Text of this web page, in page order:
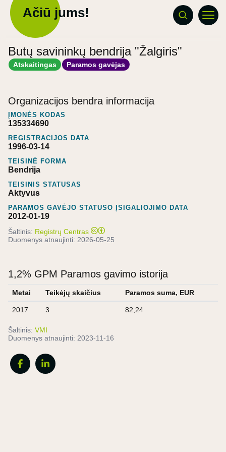
Ačiū jums!
Butų savininkų bendrija "Žalgiris"
Atskaitingas Paramos gavėjas
Organizacijos bendra informacija
ĮMONĖS KODAS
135334690
REGISTRACIJOS DATA
1996-03-14
TEISINĖ FORMA
Bendrija
TEISINIS STATUSAS
Aktyvus
PARAMOS GAVĖJO STATUSO ĮSIGALIOJIMO DATA
2012-01-19
Šaltinis: Registrų Centras
Duomenys atnaujinti: 2026-05-25
1,2% GPM Paramos gavimo istorija
Metai Teikėjų skaičius Paramos suma, EUR
2017 3 82,24
Šaltinis: VMI
Duomenys atnaujinti: 2023-11-16